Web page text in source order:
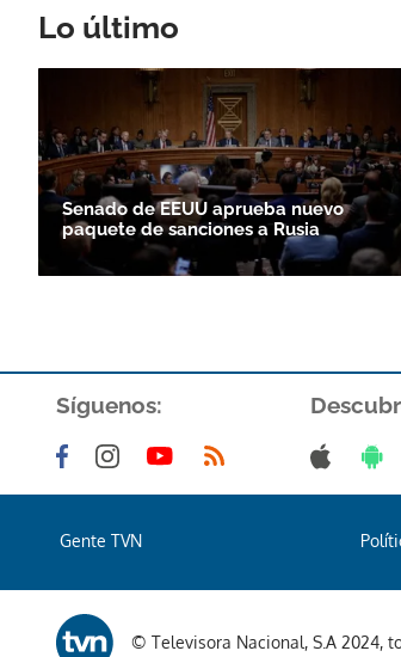
Lo último
Senado de EEUU aprueba nuevo
paquete de sanciones a Rusia
Síguenos:
Gente TVN
© Televisora Nacional, S.A 2024,